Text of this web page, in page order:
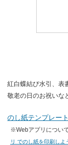
紅白蝶結び水引、表
敬老の日のお祝いな
のし紙テンプレー
※Webアプリについ
リ でのし紙を印刷しよ